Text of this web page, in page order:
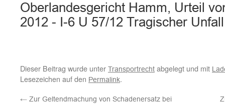
Oberlandesgericht Hamm, Urteil
2012 - I-6 U 57/12 Tragischer
Dieser Beitrag wurde unter Transportrecht abgelegt und mit
Lesezeichen auf den Permalink.
← Zur Geltendmachung von Schadenersatz bei